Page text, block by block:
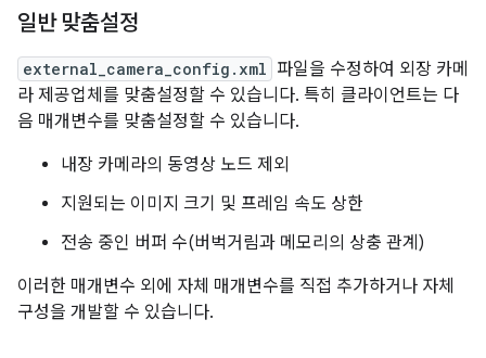
일반 맞춤설정
external_camera_config.xml 파일을 수정하여 외장 카메
라 제공업체를 맞춤설정할 수 있습니다. 특히 클라이언트는 다
음 매개변수를 맞춤설정할 수 있습니다.
내장 카메라의 동영상 노드 제외
지원되는 이미지 크기 및 프레임 속도 상한
전송 중인 버퍼 수(버벅거림과 메모리의 상충 관계)
이러한 매개변수 외에 자체 매개변수를 직접 추가하거나 자체
구성을 개발할 수 있습니다.